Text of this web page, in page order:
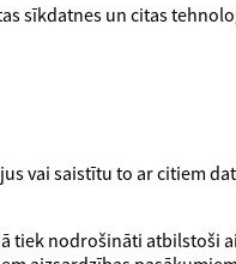
sīkdatnes un citas
vai saistītu to ar citiem
tiek nodrošināti atbilstoši